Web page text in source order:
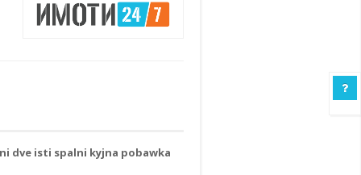
dve isti spalni kyjna pobawka